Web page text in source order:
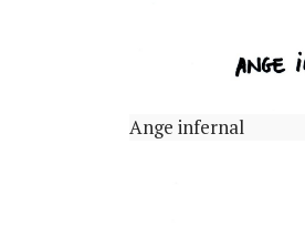
Ange infernal